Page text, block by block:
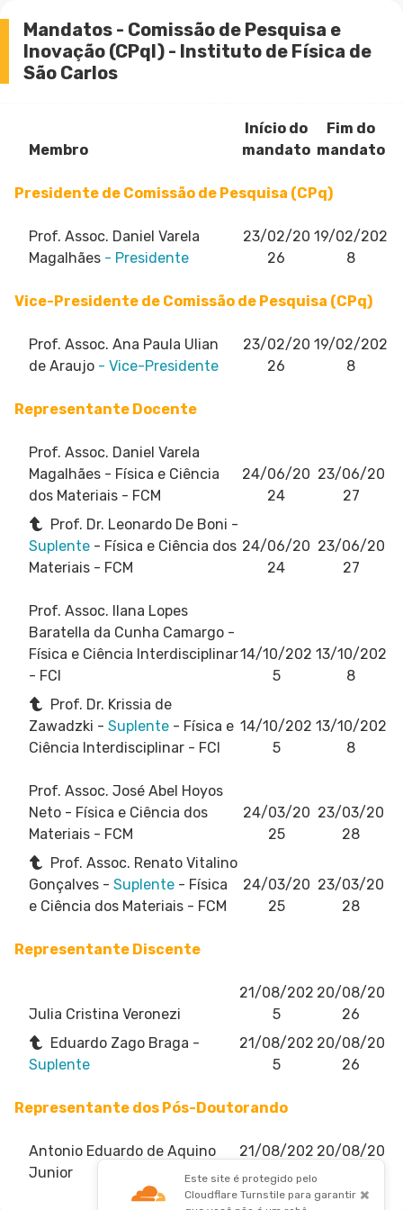
Mandatos - Comissão de Pesquisa e
Inovação (CPqI) - Instituto de Física de
São Carlos
Membro
Início do
mandato
Fim do
mandato
Presidente de Comissão de Pesquisa (CPq)
Prof. Assoc. Daniel Varela
Magalhães - Presidente
23/02/20
26
19/02/202
8
Vice-Presidente de Comissão de Pesquisa (CPq)
Prof. Assoc. Ana Paula Ulian
de Araujo - Vice-Presidente
23/02/20
26
19/02/202
8
Representante Docente
Prof. Assoc. Daniel Varela
Magalhães - Física e Ciência
dos Materiais - FCM
24/06/20
24
23/06/20
27
Prof. Dr. Leonardo De Boni -
Suplente - Física e Ciência dos
Materiais - FCM
24/06/20
24
23/06/20
27
Prof. Assoc. Ilana Lopes
Baratella da Cunha Camargo -
Física e Ciência Interdisciplinar
- FCI
14/10/202
5
13/10/202
8
Prof. Dr. Krissia de
Zawadzki - Suplente - Física e
Ciência Interdisciplinar - FCI
14/10/202
5
13/10/202
8
Prof. Assoc. José Abel Hoyos
Neto - Física e Ciência dos
Materiais - FCM
24/03/20
25
23/03/20
28
Prof. Assoc. Renato Vitalino
Gonçalves - Suplente - Física
e Ciência dos Materiais - FCM
24/03/20
25
23/03/20
28
Representante Discente
Julia Cristina Veronezi
21/08/202
5
20/08/20
26
Eduardo Zago Braga -
Suplente
21/08/202
5
20/08/20
26
Representante dos Pós-Doutorando
Antonio Eduardo de Aquino
Junior
21/08/202
5
20/08/20
Este site é protegido pelo
Cloudflare Turnstile para garantir ×